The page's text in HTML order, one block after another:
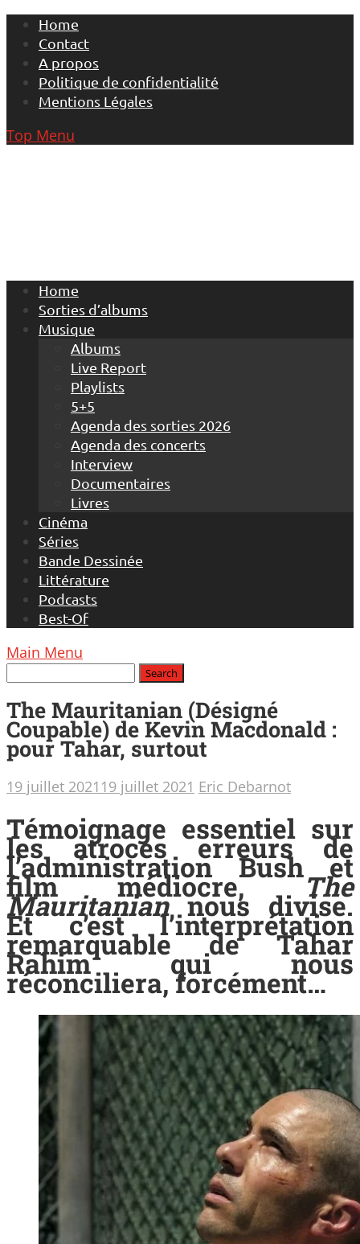
Skip
content
Home
Contact
A propos
Politique de confidentialité
Mentions Légales
Top Menu
Home
Sorties d’albums
Musique
Albums
Live Report
Playlists
5+5
Agenda des sorties 2026
Agenda des concerts
Interview
Documentaires
Livres
Cinéma
Séries
Bande Dessinée
Littérature
Podcasts
Best-Of
Main Menu
The Mauritanian (Désigné
Coupable) de Kevin Macdonald :
pour Tahar, surtout
19 juillet 2021 19 juillet 2021 Eric Debarnot
Témoignage essentiel sur
les atroces erreurs de
l’administration Bush et
film médiocre,The
Mauritaniannous divise.
Et c’est l’interprétation
remarquable de Tahar
Rahim qui nous
réconciliera, forcément…